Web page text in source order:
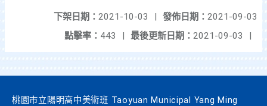
發佈日期： 2021-09-03
下架日期： 2021-10-03
|
最後更新日期： 2021-09-03 |
點擊率： 443 |
桃園市立陽明高中美術班 Taoyuan Municipal Yang Ming